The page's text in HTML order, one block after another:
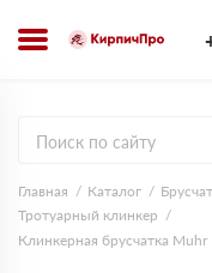
Главная Каталог
Тротуарный клинкер
Клинкерная брусчатка